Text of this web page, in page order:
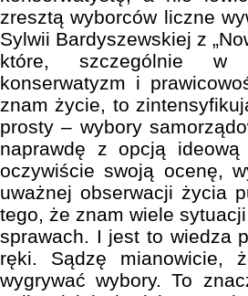
zresztą wyborców liczne
Sylwii Bardyszewskiej z
które, szczególnie w
konserwatyzm i
znam życie, to
prosty – wybory
naprawdę z opcją
oczywiście swoją ocenę,
uważnej obserwacji życia
tego, że znam wiele
sprawach. I jest to wiedza
ręki. Sądzę
wygrywać wybory. To